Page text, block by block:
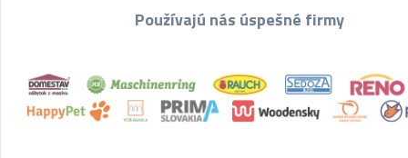
Používajú nás úspešné firmy